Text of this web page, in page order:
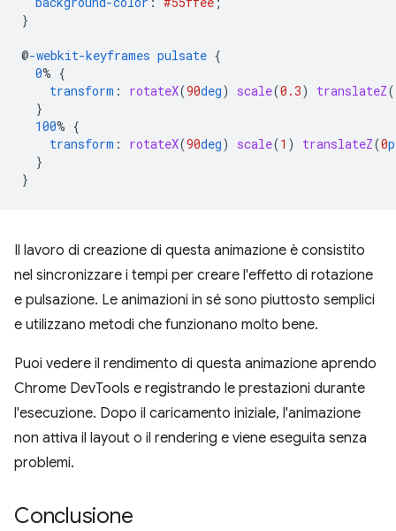
}
@-webkit-keyframes pulsate {
0% {
transform : rotateX(90deg) scale(0.3) translateZ(
}
100% {
transform : rotateX(90deg) scale(1 ) translateZ(0
}
}
Il lavoro di creazione di questa animazione è consistito
nel sincronizzare i tempi per creare l'effetto di rotazione
e pulsazione. Le animazioni in sé sono piuttosto semplici
e utilizzano metodi che funzionano molto bene.
Puoi vedere il rendimento di questa animazione aprendo
Chrome DevTools e registrando le prestazioni durante
l'esecuzione. Dopo il caricamento iniziale, l'animazione
non attiva il layout o il rendering e viene eseguita senza
problemi.
Conclusione